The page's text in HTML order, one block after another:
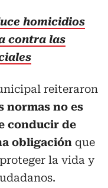
homicidios
contra las
reiteraron
normas no es
conducir de
obligación que
la vida y